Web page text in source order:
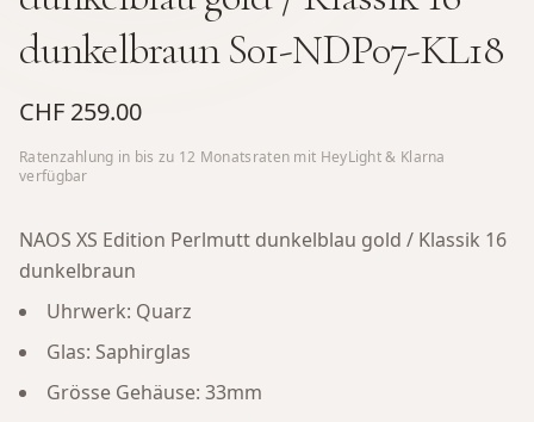
dunkelbraun S01-NDP07-KL18
CHF 259.00
Ratenzahlung in bis zu 12 Monatsraten mit HeyLight & Klarna
verfügbar
NAOS XS Edition Perlmutt dunkelblau gold / Klassik 16
dunkelbraun
Uhrwerk: Quarz
Glas: Saphirglas
Grösse Gehäuse: 33mm